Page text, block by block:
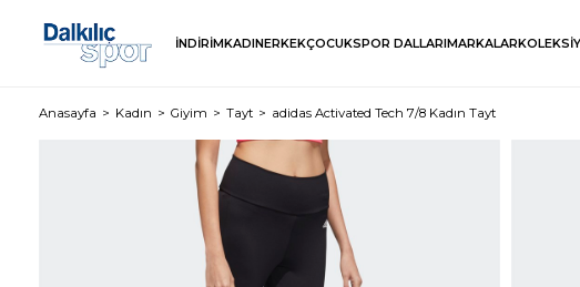
İNDİRİMKADINERKEKÇOCUKSPOR DALLARIMARKALAR
Anasayfa Kadın Giyim Tayt adidas Activated Tech 7/8 Kadın Tayt